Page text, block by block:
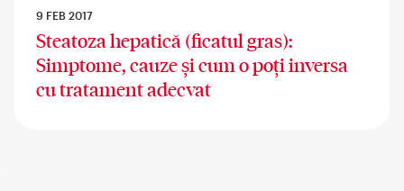
9 FEB 2017
Steatoza hepatică (ficatul gras):
Simptome, cauze și cum o poți inversa
cu tratament adecvat